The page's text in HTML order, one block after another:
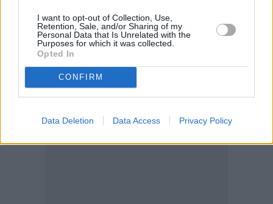
I want to opt-out of Collection, Use,
Retention, Sale, and/or Sharing of my
Personal Data that Is Unrelated with the
Purposes for which it was collected.
Opted In
CONFIRM
Data Deletion Data Access Privacy Policy